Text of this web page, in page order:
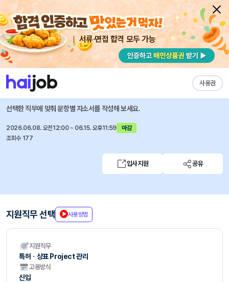
서류·면접 합격 모두 가능
사용권
채용공고 자소서 자유항목 자소서 내 작성목록
김앤장 법률사무소
지식재산권 부문 채용
선택한 직무에 맞춰 문항별 자소서를 작성해 보세요.
2026.06.08. 오전12:00 ~ 06.15. 오후11:59
마감
조회수 177
입사지원 공유
지원직무 선택 사용방법
지원직무
특허ㆍ상표 Project 관리
고용방식
신입